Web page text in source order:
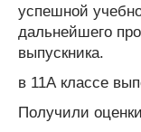
успешной
дальнейшего
выпускника.
в 11А классе
Получили